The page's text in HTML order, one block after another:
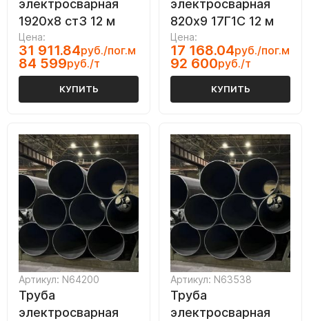
электросварная
1920х8 ст3 12 м
Цена:
31 911.84руб./пог.м
84 599руб./т
КУПИТЬ
электросварная
820х9 17Г1С 12 м
Цена:
17 168.04руб./пог.м
92 600руб./т
КУПИТЬ
Артикул: N64200
Труба
электросварная
Артикул: N63538
Труба
электросварная